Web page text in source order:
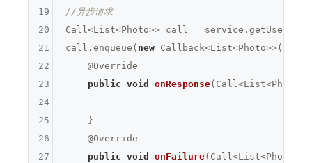
//异步请求
Call<List<Photo>> call =
call.enqueue( new Callback<List<Photo>>() {
@Override
public void onResponse
    }
@Override
public void onFailure
19
20
21
22
23
24
25
26
27